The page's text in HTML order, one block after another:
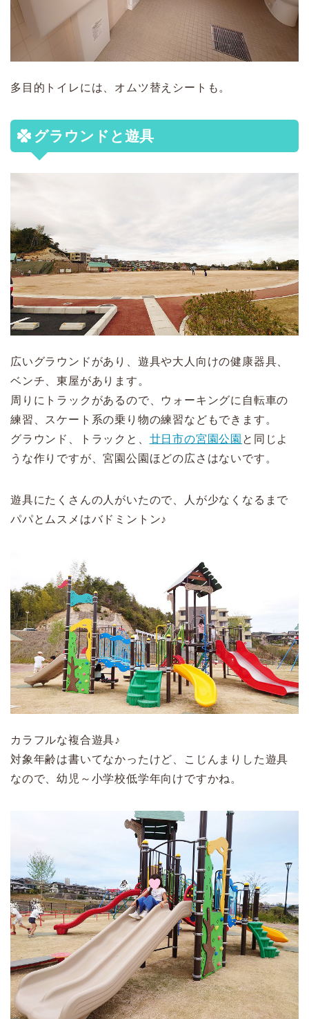
多目的トイレには、オムツ替えシートも。
グラウンドと遊具
広いグラウンドがあり、遊具や大人向けの健康器具、
ベンチ、東屋があります。
周りにトラックがあるので、ウォーキングに自転車の
練習、スケート系の乗り物の練習などもできます。
グラウンド、トラックと、 廿日市の宮園公園 と同じよ
うな作りですが、宮園公園ほどの広さはないです。
遊具にたくさんの人がいたので、人が少なくなるまで
パパとムスメはバドミントン♪
カラフルな複合遊具♪
対象年齢は書いてなかったけど、こじんまりした遊具
なので、幼児～小学校低学年向けですかね。